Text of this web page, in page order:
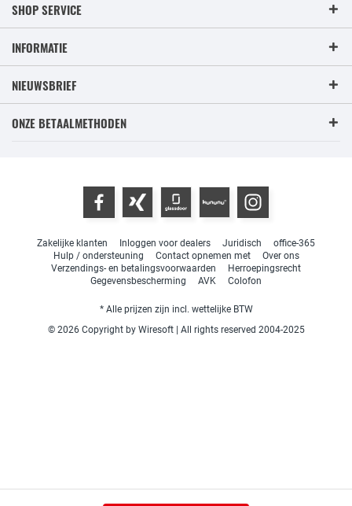
SHOP SERVICE
INFORMATIE
NIEUWSBRIEF
ONZE BETAALMETHODEN
Zakelijke klanten Inloggen voor dealers Juridisch
office-365
Hulp / ondersteuning
Contact opnemen met
Over ons
Verzendings- en betalingsvoorwaarden
Herroepingsrecht
Gegevensbescherming
AVK Colofon
* Alle prijzen zijn incl. wettelijke BTW
© 2026 Copyright by Wiresoft | All rights reserved 2004-2025